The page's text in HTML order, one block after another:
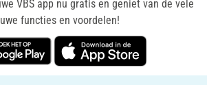
VBS app nu gratis en geniet van de vele
functies en voordelen!